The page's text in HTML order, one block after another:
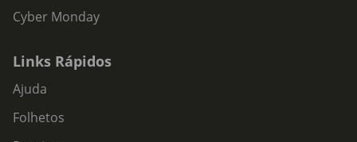
Cyber Monday
Links Rápidos
Ajuda
Folhetos